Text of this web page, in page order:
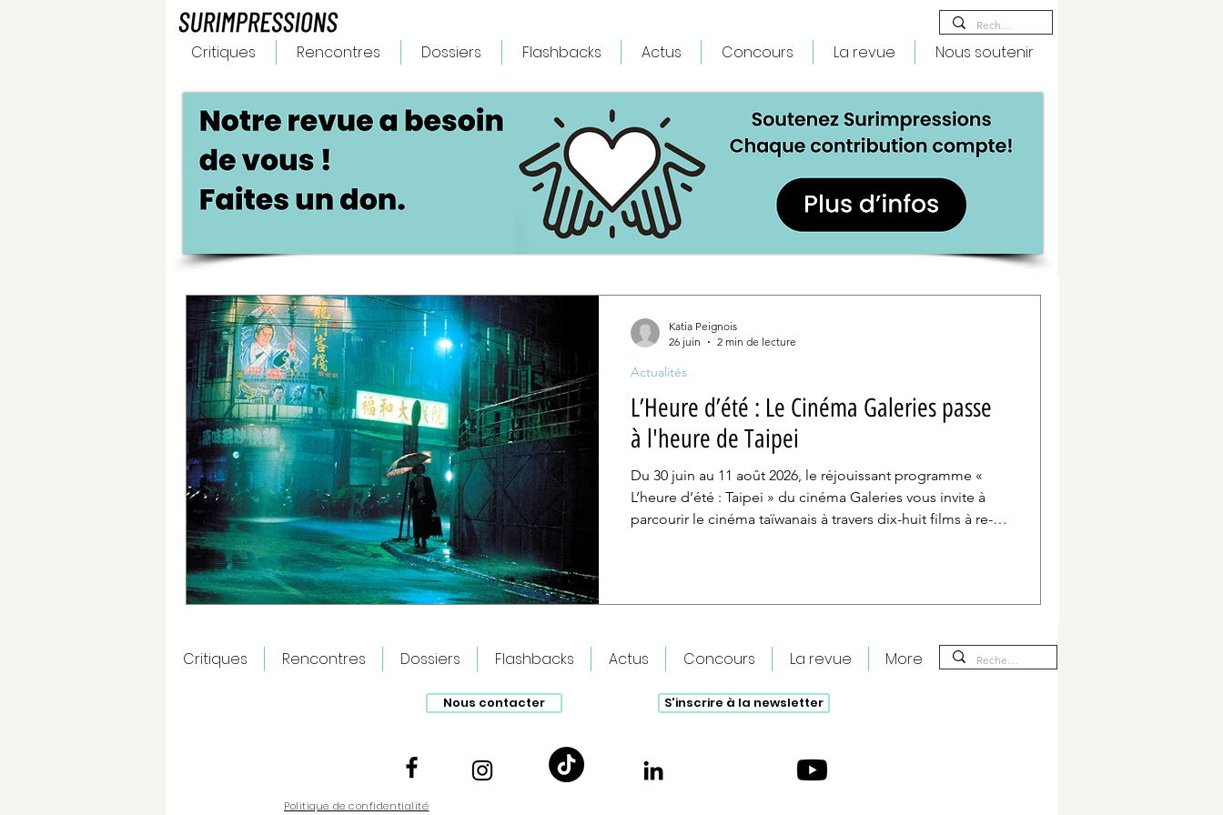
Critiques Rencontres Dossiers Flashbacks Actus Concours La revue Nous soutenir
L’Heure d’été : Le Cinéma Galeries passe
à l'heure de Taipei
Du 30 juin au 11 août 2026, le réjouissant programme «
L’heure d’été : Taipei » du cinéma Galeries vous invite à
parcourir le cinéma taïwanais à travers dix-huit films à re-
Actualités
Katia Peignois
26 juin
2 min de lecture
Critiques Rencontres Dossiers Flashbacks Actus Concours La revue More
Nous contacter S'inscrire à la newsletter
Politique de confidentialité